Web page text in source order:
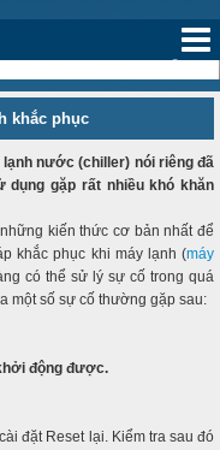
›
khắc phục
nước (chiller) nói riêng đã
gặp rất nhiều khó khăn
kiến thức cơ bản nhất để
khắc phục khi máy lạnh (máy
có thể sử lý sự cố trong quá
một số sự cố thường gặp sau:
động được.
đặt Reset lại. Kiểm tra sau đó